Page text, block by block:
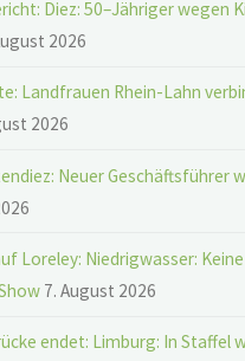
Diez: 50–Jähriger wegen
2026
Landfrauen Rhein-Lahn
2026
Neuer Geschäftsführer
Loreley: Niedrigwasser: Keine
7. August 2026
endet: Limburg: In Staffel